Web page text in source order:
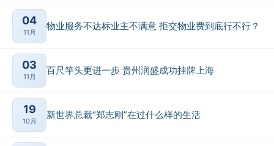
04
11月
物业服务不达标业主不满意 拒交物业费到底行不行？
03
11月
百尺竿头更进一步 贵州润盛成功挂牌上海
19
10月
新世界总裁“郑志刚”在过什么样的生活